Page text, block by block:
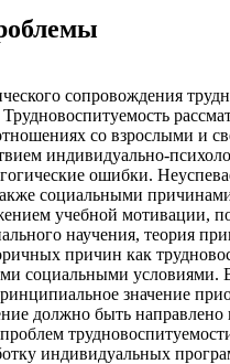
сопровождения
со взрослыми и
индивидуально-
ошибки.
социальными
учебной
научения, теория
причин как
социальными условиями.
значение
должно быть
индивидуальных